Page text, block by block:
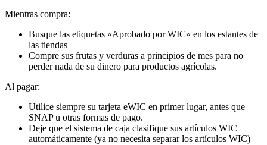
Mientras compra:
Busque las etiquetas «Aprobado por WIC» en los estantes de
las tiendas
Compre sus frutas y verduras a principios de mes para no
perder nada de su dinero para productos agrícolas.
Al pagar:
Utilice siempre su tarjeta eWIC en primer lugar, antes que
SNAP u otras formas de pago.
Deje que el sistema de caja clasifique sus artículos WIC
automáticamente (ya no necesita separar los artículos WIC)